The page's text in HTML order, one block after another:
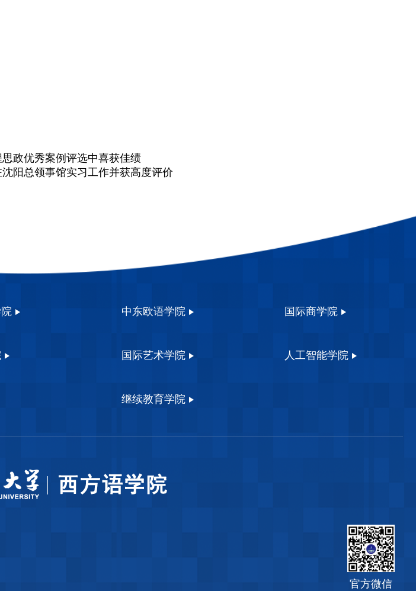
政优秀案例评选中喜获佳绩
阳总领事馆实习工作并获高度评价
中东欧语学院 国际商学院
国际艺术学院 人工智能学院
继续教育学院
官方微信